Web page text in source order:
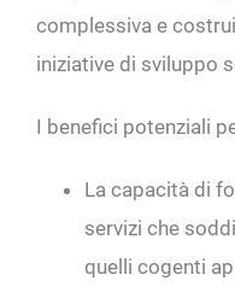
complessiva e
iniziative di sviluppo
I benefici potenziali
La capacità di
servizi che
quelli cogenti